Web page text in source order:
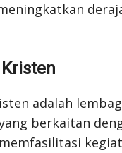
adalah
berkaitan